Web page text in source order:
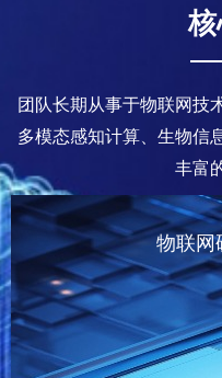
团队长期从事于物联网技
多模态感知计算、生物信
丰富
物联网